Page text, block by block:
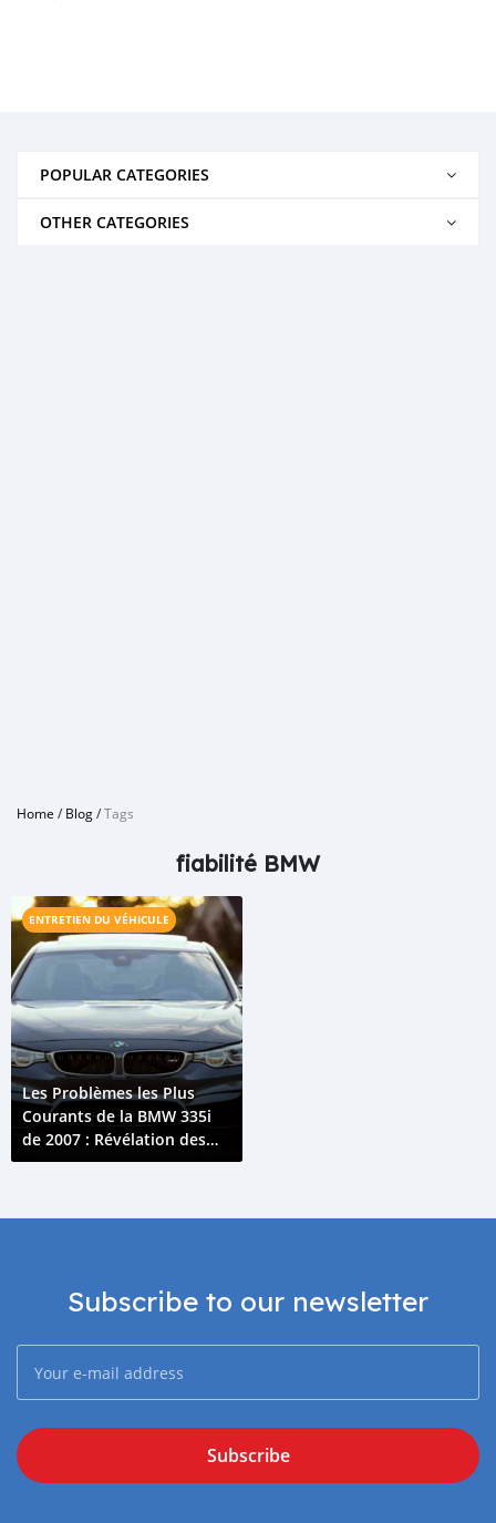
POPULAR CATEGORIES
OTHER CATEGORIES
Home /Blog/Tags
fiabilité BMW
ENTRETIEN DU VÉHICULE
Les Problèmes les Plus
Courants de la BMW 335i
de 2007 : Révélation des
Principales Problématiques
Subscribe to our newsletter
Subscribe